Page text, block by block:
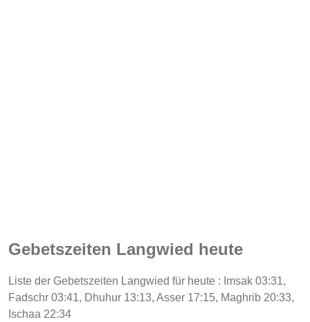
Gebetszeiten Langwied heute
Liste der Gebetszeiten Langwied für heute : Imsak 03:31,
Fadschr 03:41, Dhuhur 13:13, Asser 17:15, Maghrib 20:33,
Ischaa 22:34